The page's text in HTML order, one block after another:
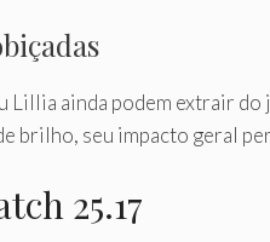
Lillia ainda podem extrair
brilho, seu impacto geral
25.17